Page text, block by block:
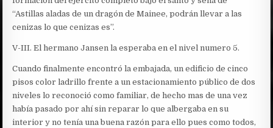
“Astillas aladas de un dragón de Mainee, podrán llevar a las
cenizas lo que cenizas es”.
V-III. El hermano Jansen la esperaba en el nivel numero 5.
Cuando finalmente encontró la embajada, un edificio de cinco
pisos color ladrillo frente a un estacionamiento público de dos
niveles lo reconoció como familiar, de hecho mas de una vez
había pasado por ahí sin reparar lo que albergaba en su
interior y no tenía una buena razón para ello pues como todos,